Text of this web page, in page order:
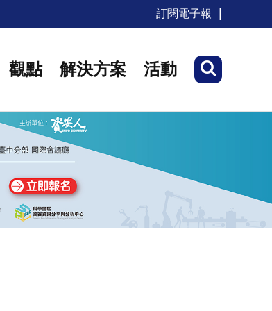
訂閱電子報
觀點 解決方案 活動